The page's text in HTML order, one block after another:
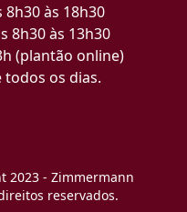
8h30 às 18h30
8h30 às 13h30
(plantão online)
os dias.
2023 - Zimmermann
reservados.